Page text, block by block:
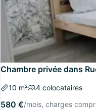
Chambre privée dans
10 m² 4 colocataires
580 €/mois, charges